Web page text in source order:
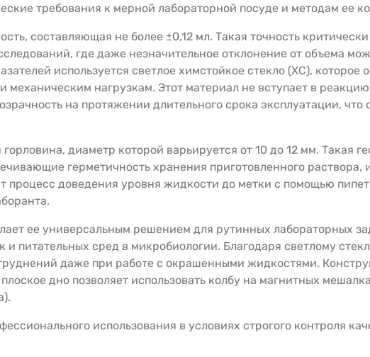
требования к мерной лабораторной посуде и методам ее
составляющая не более ±0,12 мл. Такая точность
где даже незначительное отклонение от объема
используется светлое химстойкое стекло (ХС), которое
нагрузкам. Этот материал не вступает в
на протяжении длительного срока эксплуатации, что
диаметр которой варьируется от 10 до 12 мм. Такая
герметичность хранения приготовленного
процесс доведения уровня жидкости до метки с помощью
ее универсальным решением для рутинных лабораторных
питательных сред в микробиологии. Благодаря светлому
даже при работе с окрашенными жидкостями.
дно позволяет использовать колбу на магнитных
использования в условиях строгого контроля